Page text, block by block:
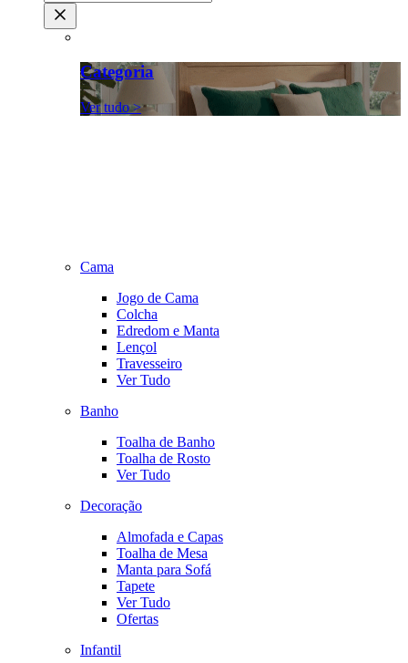
Categoria
Ver tudo >
Cama
Jogo de Cama
Colcha
Edredom e Manta
Lençol
Travesseiro
Ver Tudo
Banho
Toalha de Banho
Toalha de Rosto
Ver Tudo
Decoração
Almofada e Capas
Toalha de Mesa
Manta para Sofá
Tapete
Ver Tudo
Ofertas
Infantil